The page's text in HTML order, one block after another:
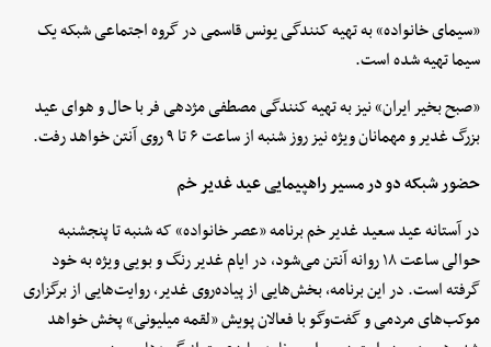
«سیمای خانواده» به تهیه کنندگی یونس قاسمی در گروه اجتماعی شبکه یک
سیما تهیه شده است.
«صبح بخیر ایران» نیز به تهیه کنندگی مصطفی مژدهی فر با حال و هوای عید
بزرگ غدیر و مهمانان ویژه نیز روز شنبه از ساعت ۶ تا ۹ روی آنتن خواهد رفت.
حضور شبکه دو در مسیر راهپیمایی عید غدیر خم
در آستانه عید سعید غدیر خم برنامه «عصر خانواده» که شنبه تا پنجشنبه
حوالی ساعت ۱۸ روانه آنتن می‌شود، در ایام غدیر رنگ و بویی ویژه به خود
گرفته است. در این برنامه‌، بخش‌هایی از پیاده‌روی غدیر، روایت‌هایی از برگزاری
موکب‌های مردمی و گفت‌وگو با فعالان پویش «لقمه میلیونی» پخش خواهد